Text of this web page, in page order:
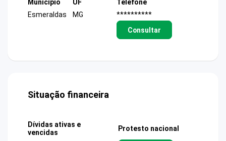
Município
Esmeraldas
UF
MG
Telefone
**********
Consultar
Situação financeira
Dívidas ativas e
vencidas
Protesto nacional